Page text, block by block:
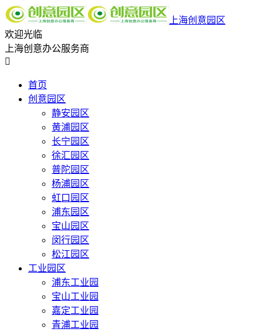
上海创意园区
欢迎光临
上海创意办公服务商

首页
创意园区
静安园区
黄浦园区
长宁园区
徐汇园区
普陀园区
杨浦园区
虹口园区
浦东园区
宝山园区
闵行园区
松江园区
工业园区
浦东工业园
宝山工业园
嘉定工业园
青浦工业园